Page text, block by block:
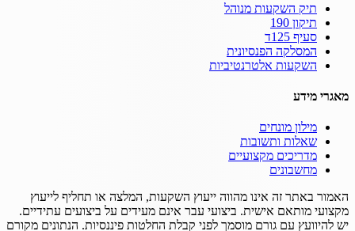
תיק השקעות מנוהל
תיקון 190
סעיף 125ד
המסלקה הפנסיונית
השקעות אלטרנטיביות
מאגרי מידע
מילון מונחים
שאלות ותשובות
מדריכים מקצועיים
מחשבונים
האמור באתר זה אינו מהווה ייעוץ השקעות, המלצה או תחליף לייעוץ
מקצועי מותאם אישית. ביצועי עבר אינם מעידים על ביצועים עתידיים.
יש להיוועץ עם גורם מוסמך לפני קבלת החלטות פיננסיות. הנתונים מקורם